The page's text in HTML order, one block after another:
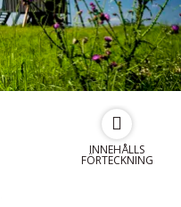
INNEHÅLLS
FÖRTECKNING